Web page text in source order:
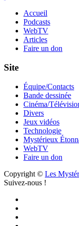
Accueil
Podcasts
WebTV
Articles
Faire un don
Site
Équipe/Contacts
Bande dessinée
Cinéma/
Divers
Jeux vidéos
Technologie
Mystérieux
WebTV
Faire un don
Copyright © Les
Suivez-nous !